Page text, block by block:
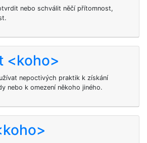
nebo schválit něčí přítomnost,
<koho>
nepoctivých praktik k získání
nebo k omezení někoho jiného.